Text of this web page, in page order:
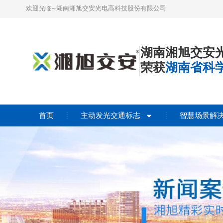
欢迎光临~湖南湘旭交安光电高科技股份有限公司
湖南湘旭交安
荣获湖南省科
首页 主动发光交通标志 智慧场景解